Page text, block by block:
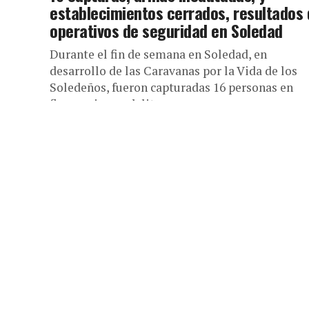
establecimientos cerrados, resultados
operativos de seguridad en Soledad
Durante el fin de semana en Soledad, en
desarrollo de las Caravanas por la Vida de los
Soledeños, fueron capturadas 16 personas en
flagrancia por delitos...